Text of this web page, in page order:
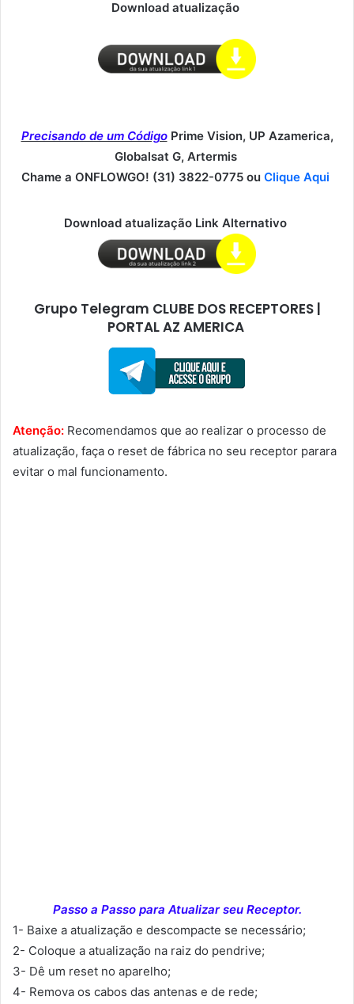
Download atualização
Precisando de um Código Prime Vision, UP Azamerica,
Globalsat G, Artermis
Chame a ONFLOWGO! (31) 3822-0775 ou Clique Aqui
Download atualização Link Alternativo
Grupo Telegram CLUBE DOS RECEPTORES |
PORTAL AZ AMERICA
Atenção: Recomendamos que ao realizar o processo de
atualização, faça o reset de fábrica no seu receptor parara
evitar o mal funcionamento.
Passo a Passo para Atualizar seu Receptor.
1- Baixe a atualização e descompacte se necessário;
2- Coloque a atualização na raiz do pendrive;
3- Dê um reset no aparelho;
4- Remova os cabos das antenas e de rede;